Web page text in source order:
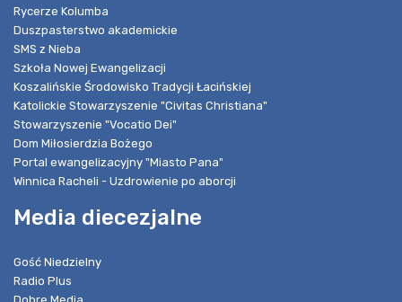
Rycerze Kolumba
Duszpasterstwo akademickie
SMS z Nieba
Szkoła Nowej Ewangelizacji
Koszalińskie Środowisko Tradycji Łacińskiej
Katolickie Stowarzyszenie "Civitas Christiana"
Stowarzyszenie "Vocatio Dei"
Dom Miłosierdzia Bożego
Portal ewangelizacyjny "Miasto Pana"
Winnica Racheli - Uzdrowienie po aborcji
Media diecezjalne
Gość Niedzielny
Radio Plus